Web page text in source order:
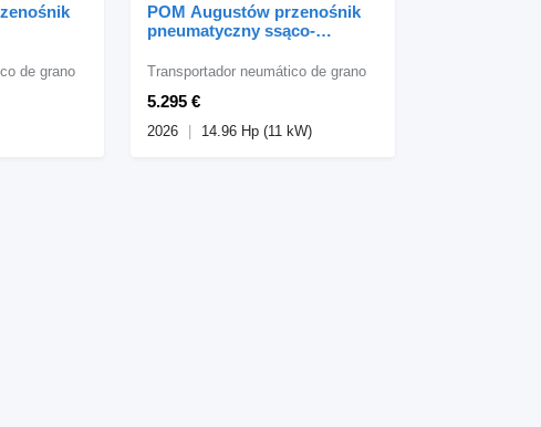
de grano
POM Augustów przenośnik
pneumatyczny ssąco-
5.295 €
Transportador neumático de grano
2026 14.96 Hp (11 kW)